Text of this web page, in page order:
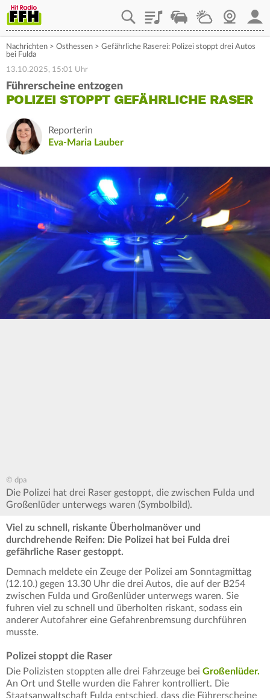
PlaylistStaupilotWetterWebcam
Nachrichten > Osthessen > Gefährliche Raserei: Polizei stoppt drei Autos
bei Fulda
13.10.2025, 15:01 Uhr
Führerscheine entzogen
POLIZEI STOPPT GEFÄHRLICHE RASER
Reporterin
Eva-Maria Lauber
© dpa
Die Polizei hat drei Raser gestoppt, die zwischen Fulda und
Großenlüder unterwegs waren (Symbolbild).
Viel zu schnell, riskante Überholmanöver und
durchdrehende Reifen: Die Polizei hat bei Fulda drei
gefährliche Raser gestoppt.
Demnach meldete ein Zeuge der Polizei am Sonntagmittag
(12.10.) gegen 13.30 Uhr die drei Autos, die auf der B254
zwischen Fulda und Großenlüder unterwegs waren. Sie
fuhren viel zu schnell und überholten riskant, sodass ein
anderer Autofahrer eine Gefahrenbremsung durchführen
musste.
Polizei stoppt die Raser
Die Polizisten stoppten alle drei Fahrzeuge bei Großenlüder.
An Ort und Stelle wurden die Fahrer kontrolliert. Die
Staatsanwaltschaft Fulda entschied, dass die Führerscheine